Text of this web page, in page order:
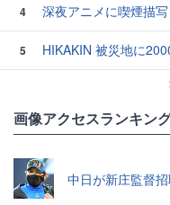
4 深夜アニメに喫煙描
5
HIKAKIN 被災地に
画像アクセスランキン
中日が新庄監督